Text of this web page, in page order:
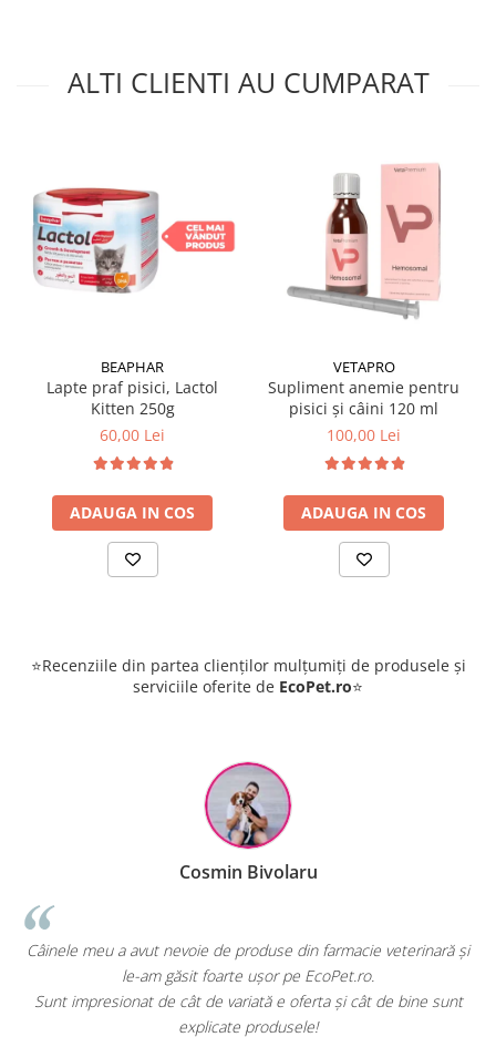
ALTI CLIENTI AU CUMPARAT
BEAPHAR
Lapte praf pisici, Lactol
Kitten 250g
60,00 Lei
ADAUGA IN COS
VETAPRO
Supliment anemie pentru
pisici și câini 120 ml
100,00 Lei
ADAUGA IN COS
⭐Recenziile din partea clienților mulțumiți de produsele și
serviciile oferite de EcoPet.ro⭐
Cosmin Bivolaru
Câinele meu a avut nevoie de produse din farmacie veterinară și
le-am găsit foarte ușor pe EcoPet.ro.
Sunt impresionat de cât de variată e oferta și cât de bine sunt
explicate produsele!